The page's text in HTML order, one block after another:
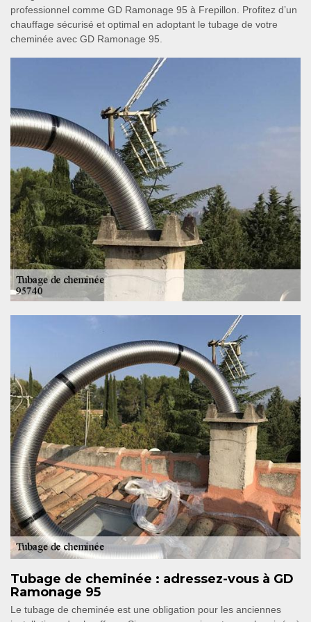
professionnel comme GD Ramonage 95 à Frepillon. Profitez d’un
chauffage sécurisé et optimal en adoptant le tubage de votre
cheminée avec GD Ramonage 95.
Tubage de cheminée : adressez-vous à GD
Ramonage 95
Le tubage de cheminée est une obligation pour les anciennes